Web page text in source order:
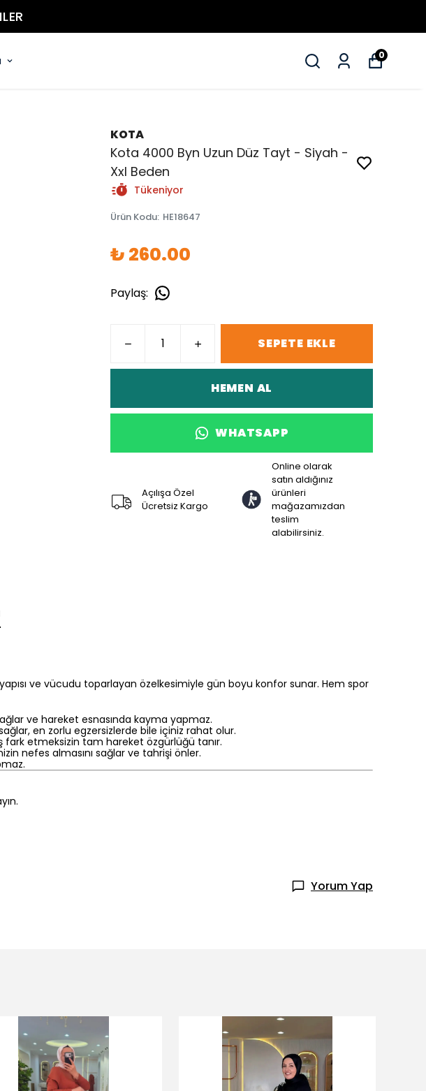
0
KOTA
Kota 4000 Byn Uzun Düz Tayt - Siyah -
Xxl Beden
Tükeniyor
Ürün Kodu: HE18647
₺ 260.00
Paylaş:
SEPETE EKLE
HEMEN AL
WHATSAPP
Açılışa Özel
Ücretsiz Kargo
Online olarak
satın aldığınız
ürünleri
mağazamızdan
teslim
alabilirsiniz.
ve vücudu toparlayan özelkesimiyle gün boyu konfor sunar. Hem spor
ve hareket esnasında kayma yapmaz.
en zorlu egzersizlerde bile içiniz rahat olur.
etmeksizin tam hareket özgürlüğü tanır.
nefes almasını sağlar ve tahrişi önler.
Yorum Yap